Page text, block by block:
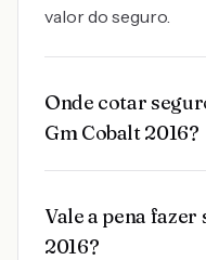
valor do seguro.
Onde cotar
Gm Cobalt 2016?
Vale a pena
2016?